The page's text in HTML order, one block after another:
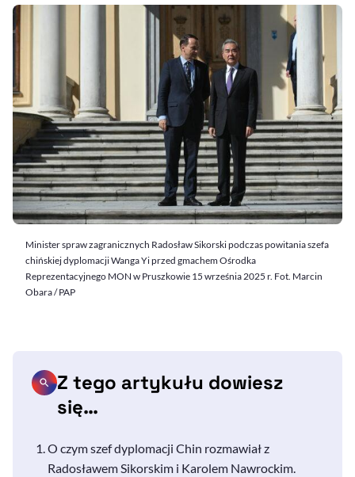
Minister spraw zagranicznych Radosław Sikorski podczas powitania szefa
chińskiej dyplomacji Wanga Yi przed gmachem Ośrodka
Reprezentacyjnego MON w Pruszkowie 15 września 2025 r. Fot. Marcin
Obara / PAP
Z tego artykułu dowiesz
się…
O czym szef dyplomacji Chin rozmawiał z
Radosławem Sikorskim i Karolem Nawrockim.